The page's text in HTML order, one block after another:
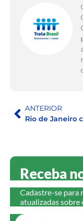
ANTERIOR
Receba
Cadastre-se para
atualizadas sobre